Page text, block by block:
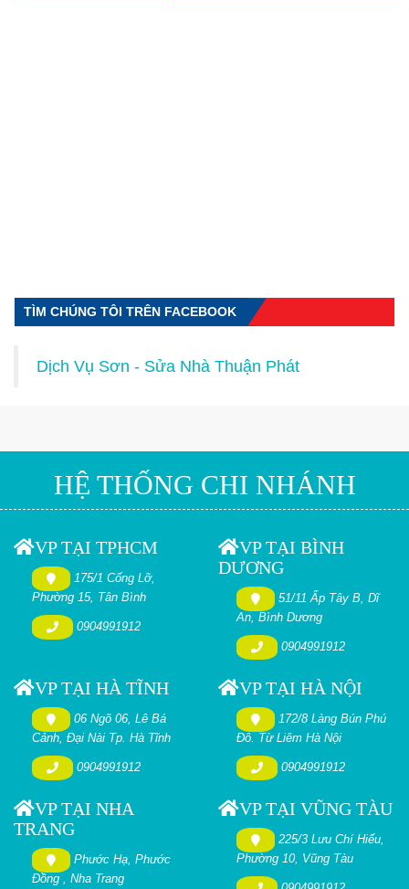
TÌM CHÚNG TÔI TRÊN FACEBOOK
Dịch Vụ Sơn - Sửa Nhà Thuận Phát
HỆ THỐNG CHI NHÁNH
VP TẠI TPHCM
175/1 Cống Lỡ,
Phường 15, Tân Bình
0904991912
VP TẠI BÌNH
DƯƠNG
51/11 Ấp Tây B, Dĩ
An, Bình Dương
0904991912
VP TẠI HÀ TĨNH
06 Ngõ 06, Lê Bá
Cảnh, Đại Nài Tp. Hà Tĩnh
0904991912
VP TẠI HÀ NỘI
172/8 Làng Bún Phú
Đô. Từ Liêm Hà Nội
0904991912
VP TẠI NHA
TRANG
Phước Hạ, Phước
Đồng , Nha Trang
VP TẠI VŨNG TÀU
225/3 Lưu Chí Hiếu,
Phường 10, Vũng Tàu